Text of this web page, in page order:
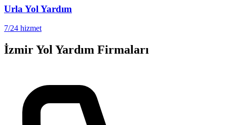
Urla Yol Yardım
7/24 hizmet
İzmirYol Yardım Firmaları